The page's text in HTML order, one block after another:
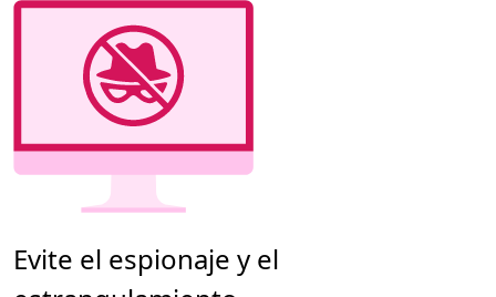
Evite el espionaje y el